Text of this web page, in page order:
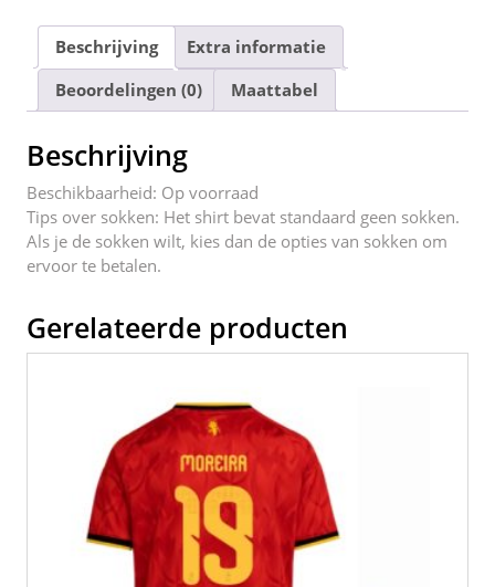
c
e
b
o
o
k
itt
er
ai
l
er
e
st
d
di
t
k
e
dI
e
n
Beschrijving
Extra informatie
Beoordelingen (0)
Maattabel
Beschrijving
Beschikbaarheid: Op voorraad
Tips over sokken: Het shirt bevat standaard geen sokken.
Als je de sokken wilt, kies dan de opties van sokken om
ervoor te betalen.
Gerelateerde producten